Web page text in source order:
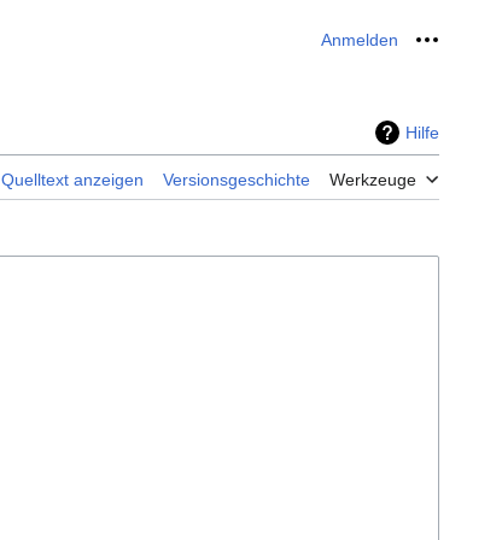
Anmelden Meine
Hilfe
Quelltext anzeigen Versionsgeschichte Werkzeuge